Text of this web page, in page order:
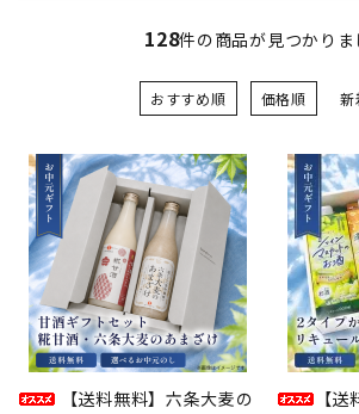
128件の商品が見つかりま
おすすめ順 価格順 新
【送料無料】六条大麦の
【